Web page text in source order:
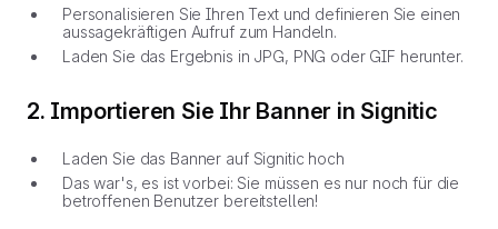
Personalisieren Sie Ihren Text und definieren Sie einen
aussagekräftigen Aufruf zum Handeln.
Laden Sie das Ergebnis in JPG, PNG oder GIF herunter.
2. Importieren Sie Ihr Banner in Signitic
Laden Sie das Banner auf Signitic hoch
Das war's, es ist vorbei: Sie müssen es nur noch für die
betroffenen Benutzer bereitstellen!